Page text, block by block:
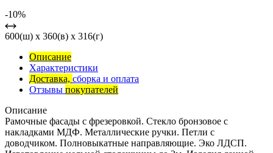
-10%
600(ш) x 360(в) x 316(г)
Описание
Характеристики
Доставка, сборка и оплата
Отзывы покупателей
Описание
Рамочные фасады с фрезеровкой. Стекло бронзовое с
накладками МДФ. Металлические ручки. Петли с
доводчиком. Полновыкатные направляющие. Эко ЛДСП.